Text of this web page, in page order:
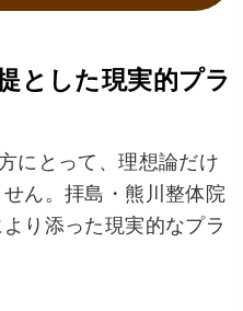
とした現実的プラ
にとって、理想論だけ
ん。拝島・熊川整体院
り添った現実的なプラ